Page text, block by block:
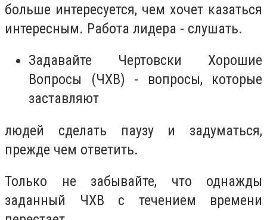
больше интересуется, чем хочет казаться
интересным. Работа лидера - слушать.
Задавайте Чертовски Хорошие
Вопросы (ЧХВ) - вопросы, которые
заставляют
людей сделать паузу и задуматься,
прежде чем ответить.
Только не забывайте, что однажды
заданный ЧХВ с течением времени